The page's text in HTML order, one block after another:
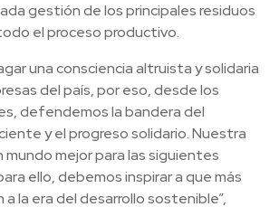
gestión de los principales residuos
el proceso productivo.
una consciencia altruista y solidaria
del país, por eso, desde los
defendemos la bandera del
y el progreso solidario. Nuestra
mundo mejor para las siguientes
ello, debemos inspirar a que más
a la era del desarrollo sostenible”,